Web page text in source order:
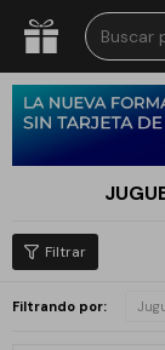
Filtrando por: